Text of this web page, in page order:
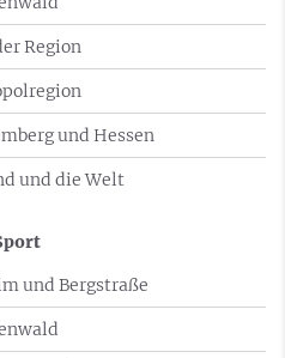
Region
und Hessen
und die Welt
und Bergstraße